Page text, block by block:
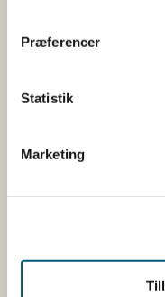
Præferencer
Statistik
Marketing
fysiologisk
Øvrige
Du kan som
Du kan også finde
virksomhed, som